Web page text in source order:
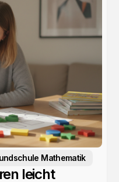
Mathematik
leicht